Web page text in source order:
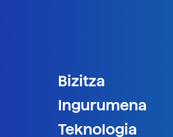
Bizitza
Ingurumena
Teknologia